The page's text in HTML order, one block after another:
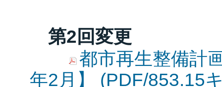
第2回変更
都市再生整備計
年2月】 (PDF/853.15